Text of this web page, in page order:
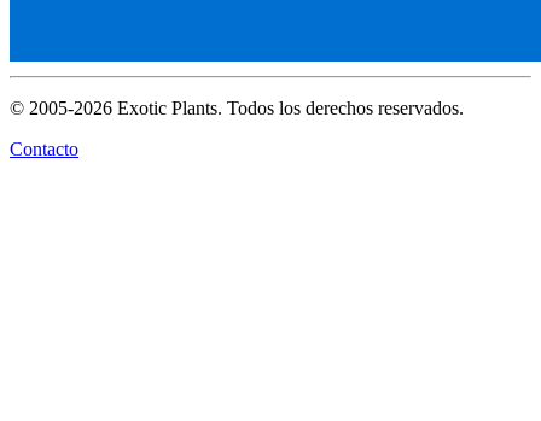
© 2005-2026 Exotic Plants. Todos los derechos reservados.
Contacto